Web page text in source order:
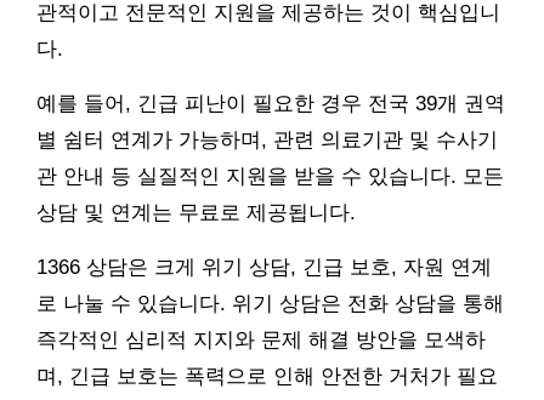
관적이고 전문적인 지원을 제공하는 것이 핵심입니
다.
예를 들어, 긴급 피난이 필요한 경우 전국 39개 권역
별 쉼터 연계가 가능하며, 관련 의료기관 및 수사기
관 안내 등 실질적인 지원을 받을 수 있습니다. 모든
상담 및 연계는 무료로 제공됩니다.
1366 상담은 크게 위기 상담, 긴급 보호, 자원 연계
로 나눌 수 있습니다. 위기 상담은 전화 상담을 통해
즉각적인 심리적 지지와 문제 해결 방안을 모색하
며, 긴급 보호는 폭력으로 인해 안전한 거처가 필요